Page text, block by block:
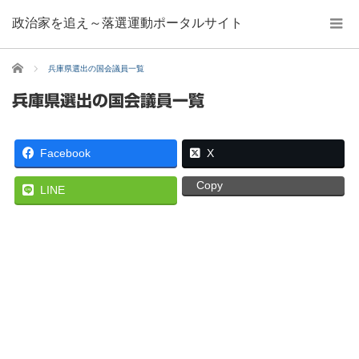
政治家を追え～落選運動ポータルサイト
ホーム 兵庫県選出の国会議員一覧
兵庫県選出の国会議員一覧
Facebook X
LINE Copy